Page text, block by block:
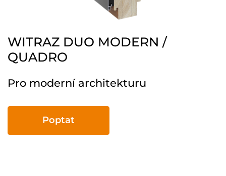
WITRAZ DUO MODERN /
QUADRO
Pro moderní architekturu
Poptat